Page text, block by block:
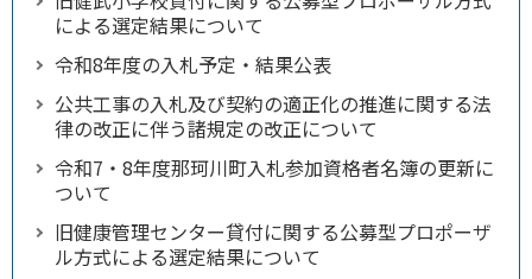
による選定結果について
令和8年度の入札予定・結果公表
公共工事の入札及び契約の適正化の推進に関する法
律の改正に伴う諸規定の改正について
令和7・8年度那珂川町入札参加資格者名簿の更新に
ついて
旧健康管理センター貸付に関する公募型プロポーザ
ル方式による選定結果について